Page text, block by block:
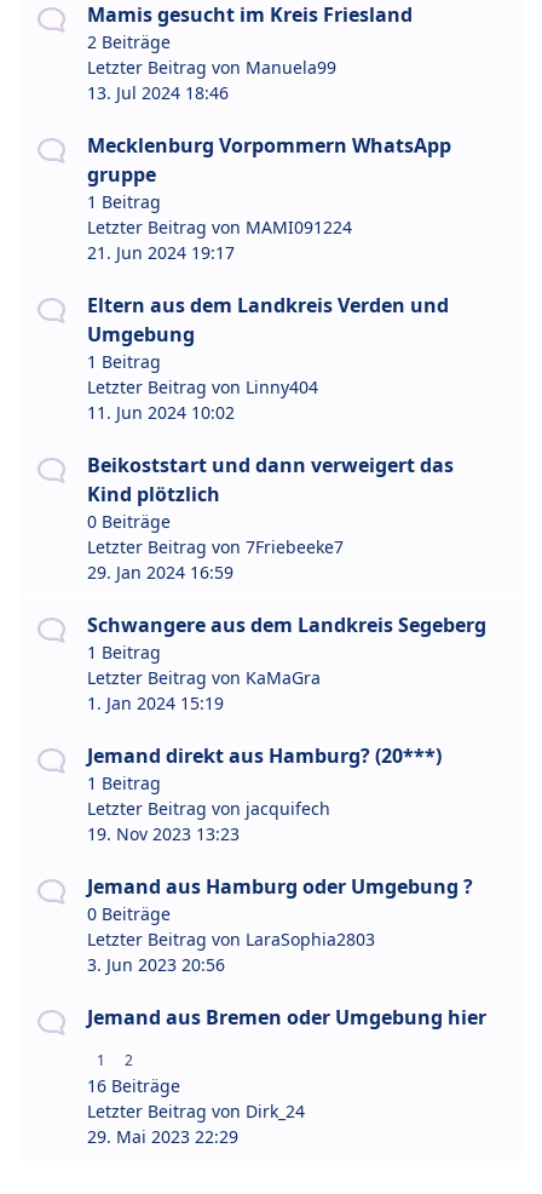
Mamis gesucht im Kreis Friesland
2 Beiträge
Letzter Beitrag von Manuela99
13. Jul 2024 18:46
Mecklenburg Vorpommern WhatsApp
gruppe
1 Beitrag
Letzter Beitrag von MAMI091224
21. Jun 2024 19:17
Eltern aus dem Landkreis Verden und
Umgebung
1 Beitrag
Letzter Beitrag von Linny404
11. Jun 2024 10:02
Beikoststart und dann verweigert das
Kind plötzlich
0 Beiträge
Letzter Beitrag von 7Friebeeke7
29. Jan 2024 16:59
Schwangere aus dem Landkreis Segeberg
1 Beitrag
Letzter Beitrag von KaMaGra
1. Jan 2024 15:19
Jemand direkt aus Hamburg? (20***)
1 Beitrag
Letzter Beitrag von jacquifech
19. Nov 2023 13:23
Jemand aus Hamburg oder Umgebung ?
0 Beiträge
Letzter Beitrag von LaraSophia2803
3. Jun 2023 20:56
Jemand aus Bremen oder Umgebung hier
1 2
16 Beiträge
Letzter Beitrag von Dirk_24
29. Mai 2023 22:29